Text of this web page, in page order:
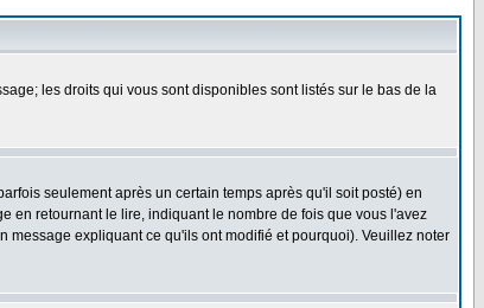
les droits qui vous sont disponibles sont listés sur le bas de la
seulement après un certain temps après qu'il soit posté) en
en retournant le lire, indiquant le nombre de fois que vous l'avez
expliquant ce qu'ils ont modifié et pourquoi). Veuillez noter